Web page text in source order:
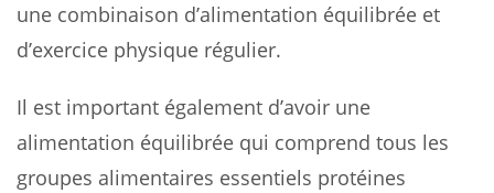
une combinaison d’alimentation équilibrée et
d’exercice physique régulier.
Il est important également d’avoir une
alimentation équilibrée qui comprend tous les
groupes alimentaires essentiels protéines